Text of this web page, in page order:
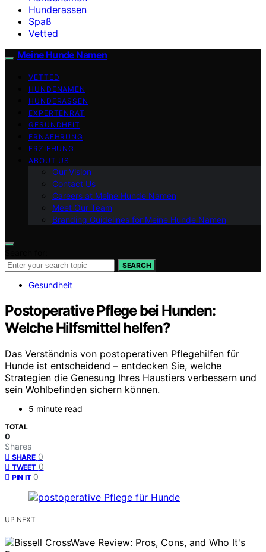
Hunderassen
Spaß
Vetted
Meine Hunde Namen
VETTED
HUNDENAMEN
HUNDERASSEN
EXPERTENRAT
GESUNDHEIT
ERNAEHRUNG
ERZIEHUNG
ABOUT US
Our Vision
Contact Us
Careers at Meine Hunde Namen
Meet Our Team
Branding Guidelines for Meine Hunde Namen
SEARCH
Gesundheit
Postoperative Pflege bei Hunden:
Welche Hilfsmittel helfen?
Das Verständnis von postoperativen Pflegehilfen für
Hunde ist entscheidend – entdecken Sie, welche
Strategien die Genesung Ihres Haustiers verbessern und
sein Wohlbefinden sichern können.
5 minute read
TOTAL
0
Shares
SHARE 0
TWEET 0
PIN IT 0
UP NEXT